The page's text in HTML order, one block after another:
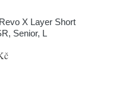
X Layer Short
Senior, L